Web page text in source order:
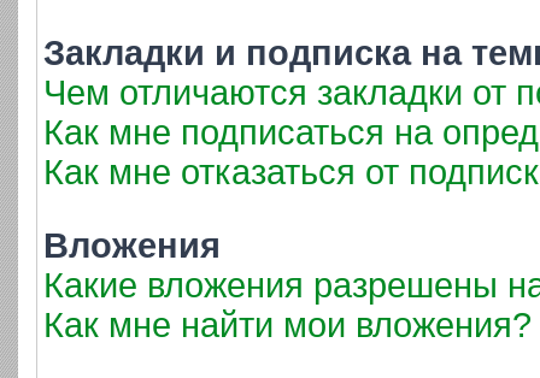
Закладки и подписка на
Чем отличаются закладки от
Как мне подписаться на
Как мне отказаться от
Вложения
Какие вложения разрешены
Как мне найти мои вложения?